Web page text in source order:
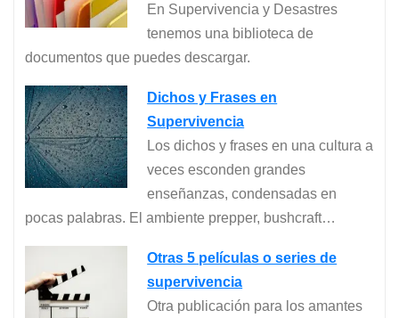
En Supervivencia y Desastres
tenemos una biblioteca de
documentos que puedes descargar.
Dichos y Frases en
Supervivencia
Los dichos y frases en una cultura a
veces esconden grandes
enseñanzas, condensadas en
pocas palabras. El ambiente prepper, bushcraft…
Otras 5 películas o series de
supervivencia
Otra publicación para los amantes